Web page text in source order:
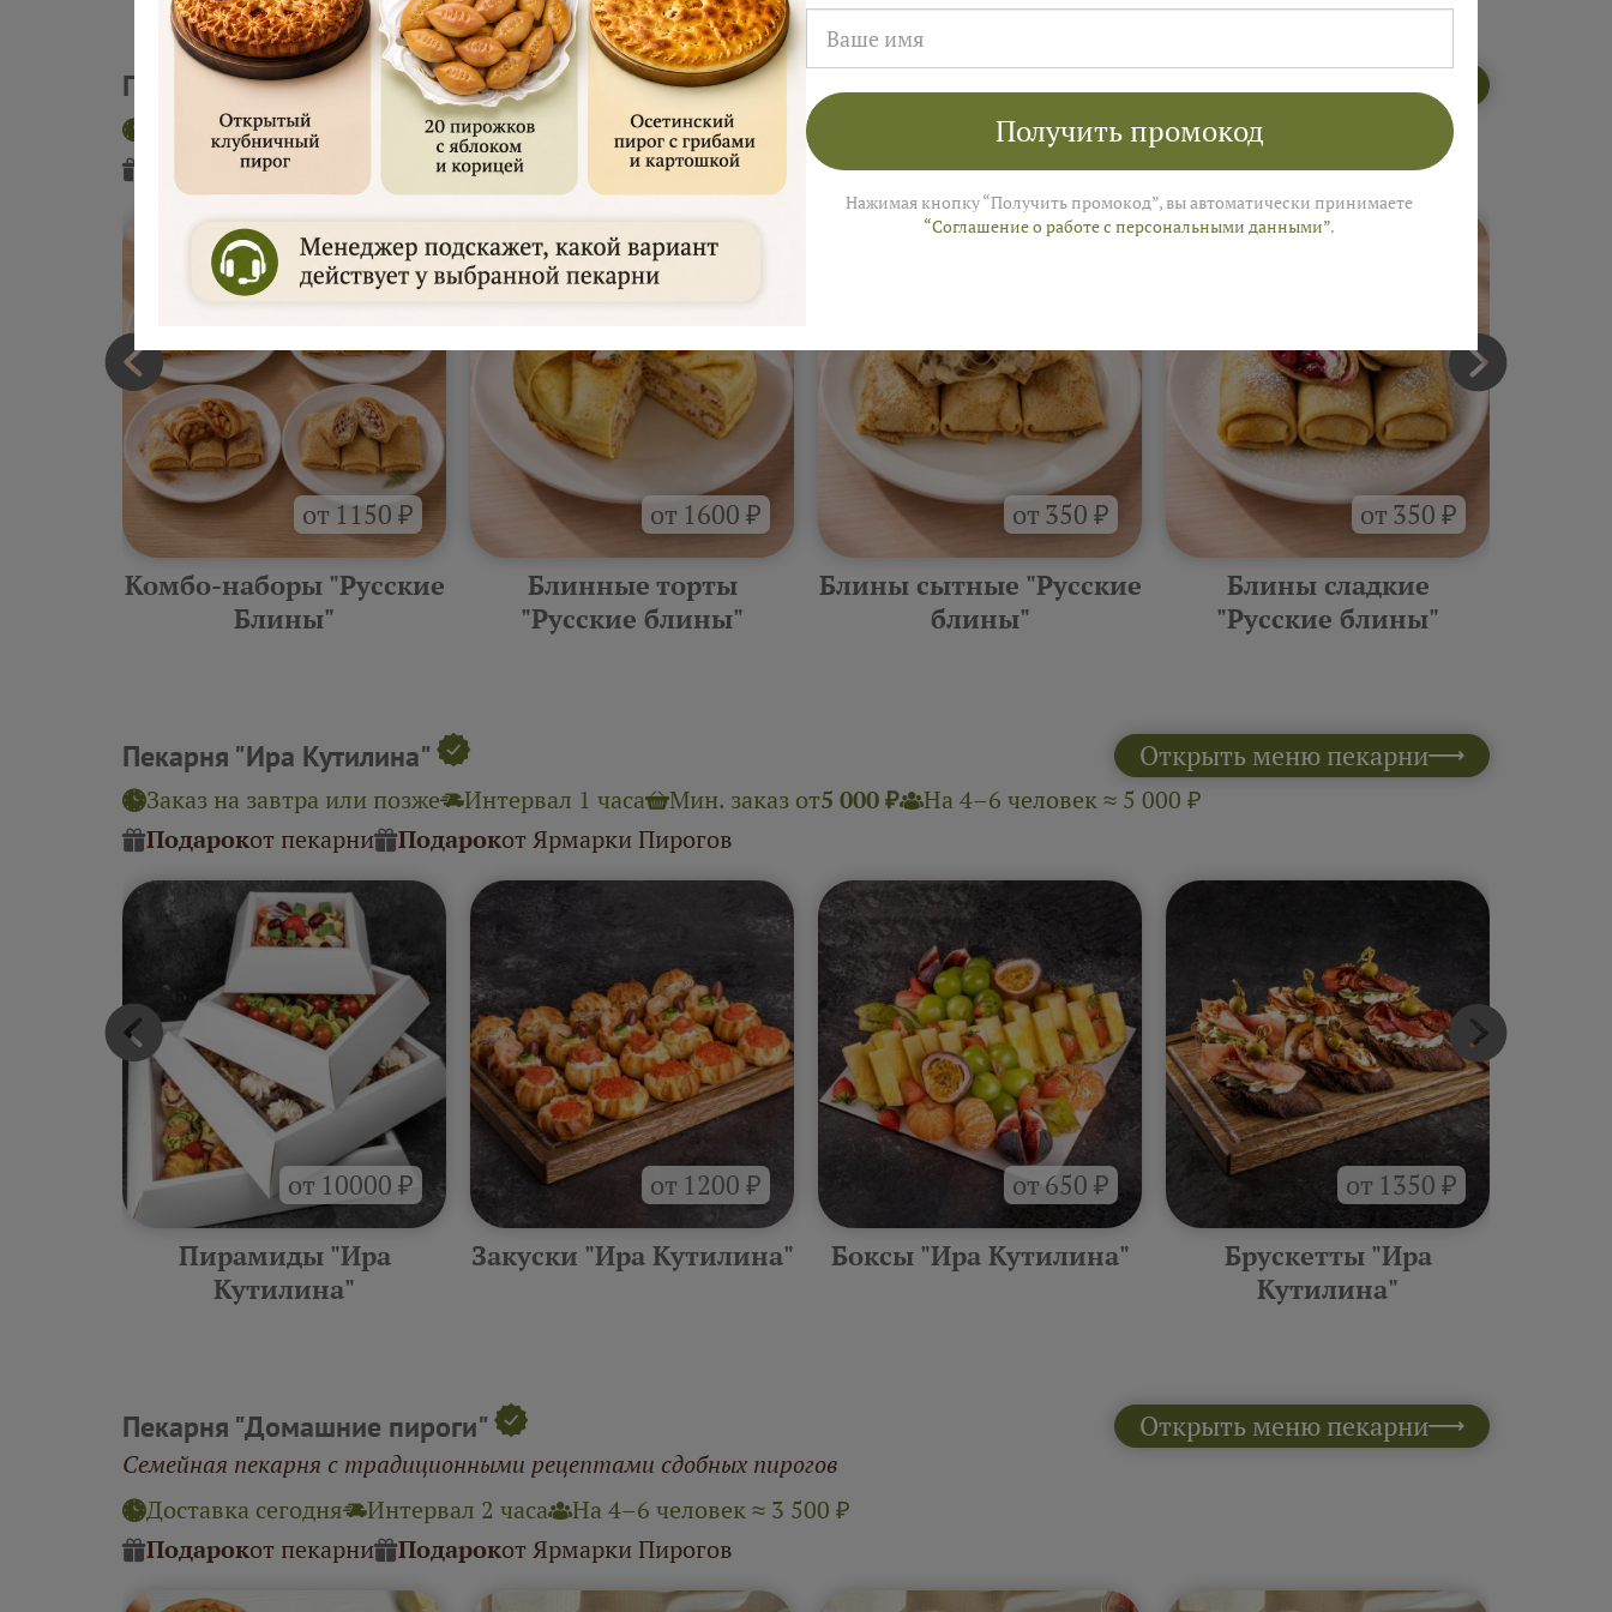
Пекарня "Русские блины" Открыть меню пекарни
Доставка сегодня Интервал 2 часа
На 4–6 человек ≈ 3 000 ₽
Подарокот пекарни Подарокот Ярмарки Пирогов
от 1150 ₽
Комбо-наборы "Русские
Блины"
от 1600 ₽
Блинные торты
"Русские блины"
от 350 ₽
Блины сытные "Русские
блины"
от 350 ₽
Блины сладкие
"Русские блины"
Пекарня "Ира Кутилина" Открыть меню пекарни
Заказ на завтра или позже Интервал 1 часа Мин. заказ от5 000 ₽
На 4–6 человек ≈ 5 000 ₽
Подарокот пекарни Подарокот Ярмарки Пирогов
от 10000 ₽
Пирамиды "Ира
Кутилина"
от 1200 ₽
Закуски "Ира Кутилина"
от 650 ₽
Боксы "Ира Кутилина"
от 1350 ₽
Брускетты "Ира
Кутилина"
Пекарня "Домашние пироги" Открыть меню пекарни
Семейная пекарня с традиционными рецептами сдобных пирогов
Доставка сегодня
Интервал 2 часа
На 4–6 человек ≈ 3 500 ₽
Подарокот пекарни Подарокот Ярмарки Пирогов
Получить промокод
Нажимая кнопку “Получить промокод”, вы автоматически принимаете
“Соглашение о работе с персональными данными”.